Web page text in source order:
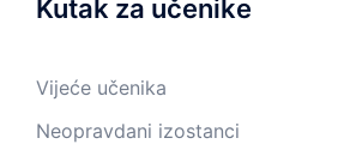
Kutak za učenike
Vijeće učenika
Neopravdani izostanci